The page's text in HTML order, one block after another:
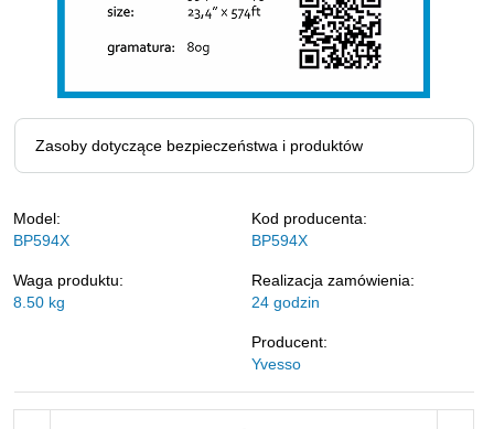
Zasoby dotyczące bezpieczeństwa i produktów
Model:
BP594X
Kod producenta:
BP594X
Waga produktu:
8.50 kg
Realizacja zamówienia:
24 godzin
Producent:
Yvesso